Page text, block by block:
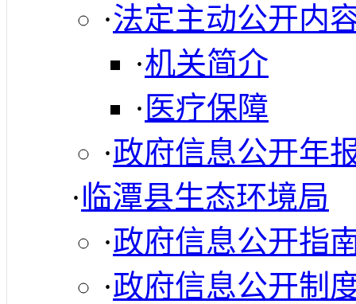
·法定主动公开内
·机关简介
· 医疗保障
·政府信息公开年
·临潭县生态环境局
·政府信息公开指
·政府信息公开制